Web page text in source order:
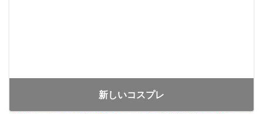
新しいコスプレ